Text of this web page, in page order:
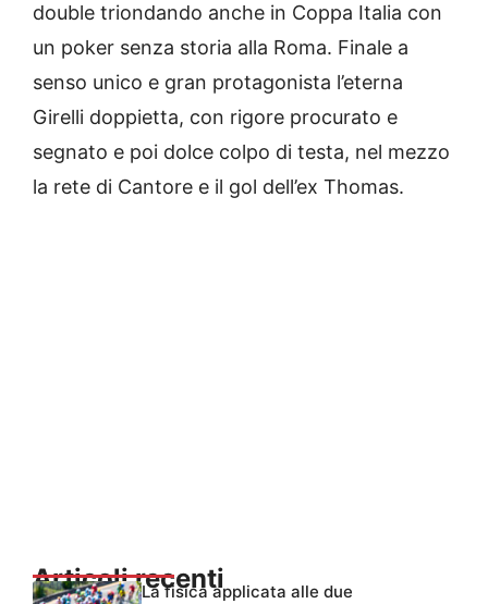
double triondando anche in Coppa Italia con
un poker senza storia alla Roma. Finale a
senso unico e gran protagonista l’eterna
Girelli doppietta, con rigore procurato e
segnato e poi dolce colpo di testa, nel mezzo
la rete di Cantore e il gol dell’ex Thomas.
Articoli recentiLa fisica applicata alle due